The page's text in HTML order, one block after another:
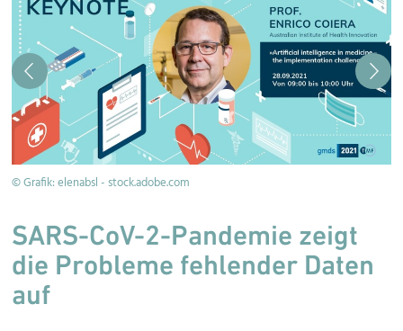
© Grafik: elenabsl - stock.adobe.com
SARS-CoV-2-Pandemie zeigt
die Probleme fehlender Daten
auf